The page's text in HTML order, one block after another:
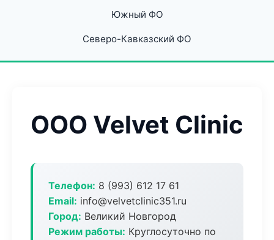
Южный ФО
Северо-Кавказский ФО
ООО Velvet Clinic
Телефон: 8 (993) 612 17 61
Email: info@velvetclinic351.ru
Город: Великий Новгород
Режим работы: Круглосуточно по